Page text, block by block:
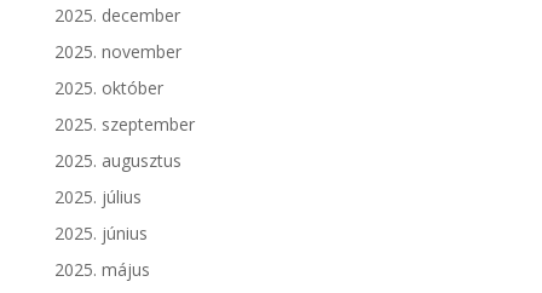
2025. december
2025. november
2025. október
2025. szeptember
2025. augusztus
2025. július
2025. június
2025. május